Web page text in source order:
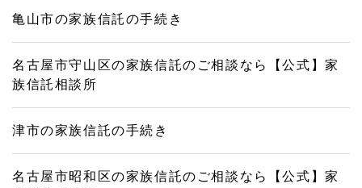
亀山市の家族信託の手続き
名古屋市守山区の家族信託のご相談なら【公式】家
族信託相談所
津市の家族信託の手続き
名古屋市昭和区の家族信託のご相談なら【公式】家